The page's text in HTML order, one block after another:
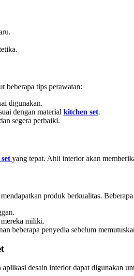
beberapa tips perawatan:
digunakan.
dengan material kitchen set.
segera perbaiki.
yang tepat. Ahli interior akan
produk berkualitas.
miliki.
beberapa penyedia sebelum
aplikasi desain interior dapat digunakan